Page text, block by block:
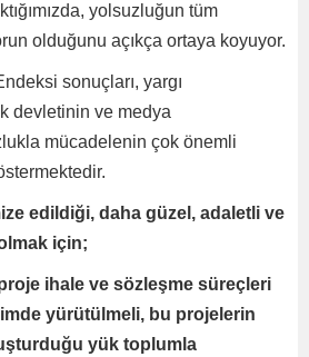
yolsuzluğun tüm
olduğunu açıkça ortaya koyuyor.
sonuçları, yargı
devletinin ve medya
mücadelenin çok önemli
edildiği, daha güzel, adaletli ve
için;
ihale ve sözleşme süreçleri
yürütülmeli, bu projelerin
yük toplumla